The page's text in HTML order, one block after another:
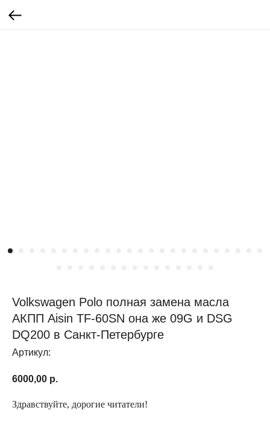
Volkswagen Polo полная замена масла
АКПП Aisin TF-60SN она же 09G и DSG
DQ200 в Санкт-Петербурге
Артикул:
6000,00 р.
Здравствуйте, дорогие читатели!